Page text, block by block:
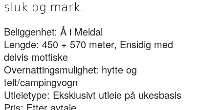
sluk og mark.
Beliggenhet: Å i Meldal
Lengde: 450 + 570 meter, Ensidig med
delvis motfiske
Overnattingsmulighet: hytte og
telt/campingvogn
Utleietype: Eksklusivt utleie på ukesbasis